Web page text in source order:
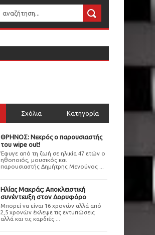
Σχόλια Κατηγορία
ΘΡΗΝΟΣ: Νεκρός ο παρουσιαστής
του wipe out!
Έφυγε από τη ζωή σε ηλικία 47 ετών ο
ηθοποιός, μουσικός και
παρουσιαστής Δημήτρης Μενούνος ...
Ηλίας Μακράς: Αποκλειστική
συνέντευξη στον Δορυφόρο
Μπορεί να είναι 16 χρονών αλλά από
2,5 χρονών έκλεψε τις εντυπώσεις
αλλά και τις καρδιές ...